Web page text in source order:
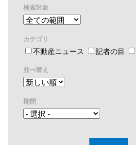
検索対象
カテゴリ
不動産ニュース 記者の目
並べ替え
期間